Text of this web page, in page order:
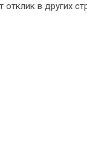
отклик в других